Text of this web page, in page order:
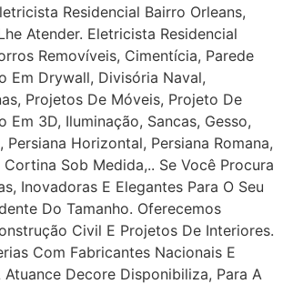
Residencial Bairro Orleans,
Atender. Eletricista Residencial
Removíveis, Cimentícia, Parede
Em Drywall, Divisória Naval,
Projetos De Móveis, Projeto De
Em 3D, Iluminação, Sancas, Gesso,
Persiana Horizontal, Persiana Romana,
Sob Medida,.. Se Você Procura
Inovadoras E Elegantes Para O Seu
Do Tamanho. Oferecemos
Civil E Projetos De Interiores.
Com Fabricantes Nacionais E
Decore Disponibiliza, Para A